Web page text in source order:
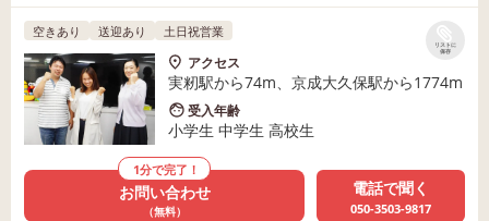
リストに
保存
空きあり 送迎あり 土日祝営業
アクセス
実籾駅から74m、京成大久保駅から1774m
受入年齢
小学生 中学生 高校生
1分で完了！
お問い合わせ
（無料）
電話で聞く
050-3503-9817